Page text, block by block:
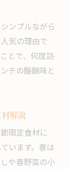
ンプルながら
気の理由で
とで、何度訪
チの醍醐味と
解説
限定食材に
います。春は
や春野菜の小